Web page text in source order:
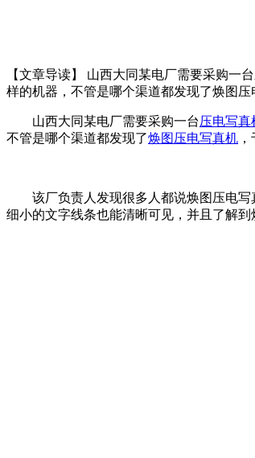
【文章导读】 山西大同某电厂需要采购一
样的机器，不管是哪个渠道都发现了焕图
山西大同某电厂需要采购一台压电写真
不管是哪个渠道都发现了焕图压电写真机
该厂负责人发现很多人都说焕图压电
细小的文字线条也能清晰可见，并且了解